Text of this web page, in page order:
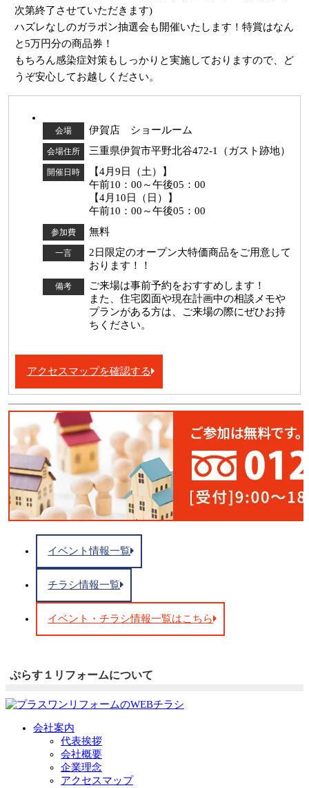
次第終了させていただきます)
ハズレなしのガラポン抽選会も開催いたします！特賞はなん
と5万円分の商品券！
もちろん感染症対策もしっかりと実施しておりますので、ど
うぞ安心してお越しください。
会場 伊賀店 ショールーム
会場住所 三重県伊賀市平野北谷472-1（ガスト跡地）
開催日時
【4月9日（土）】
午前10：00～午後05：00
【4月10日（日）】
午前10：00～午後05：00
参加費 無料
一言
2日限定のオープン大特価商品をご用意して
おります！！
備考
ご来場は事前予約をおすすめします！
また、住宅図面や現在計画中の相談メモや
プランがある方は、ご来場の際にぜひお持
ちください。
アクセスマップを確認する
イベント情報一覧
チラシ情報一覧
イベント・チラシ情報一覧はこちら
ぷらす１リフォームについて
会社案内
代表挨拶
会社概要
企業理念
アクセスマップ